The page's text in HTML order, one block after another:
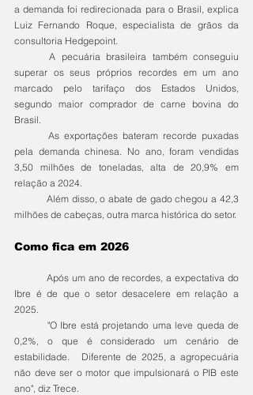
a demanda foi redirecionada para o Brasil, explica
Luiz Fernando Roque, especialista de grãos da
consultoria Hedgepoint.
	A pecuária brasileira também conseguiu
superar os seus próprios recordes em um ano
marcado pelo tarifaço dos Estados Unidos,
segundo maior comprador de carne bovina do
Brasil.
pela demanda chinesa. No ano, foram vendidas
3,50 milhões de toneladas, alta de 20,9% em
relação a 2024.
milhões de cabeças, outra marca histórica do setor.
Como fica em 2026
Ibre é de que o setor desacelere em relação a
2025.
0,2%, o que é considerado um cenário de
estabilidade. 	Diferente de 2025, a agropecuária
não deve ser o motor que impulsionará o PIB este
ano", diz Trece.